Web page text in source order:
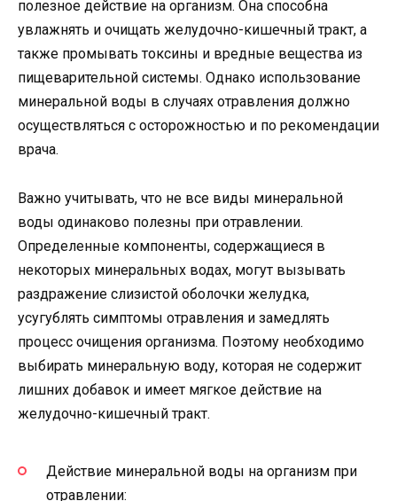
полезное действие на организм. Она способна
увлажнять и очищать желудочно-кишечный тракт, а
также промывать токсины и вредные вещества из
пищеварительной системы. Однако использование
минеральной воды в случаях отравления должно
осуществляться с осторожностью и по рекомендации
врача.
Важно учитывать, что не все виды минеральной
воды одинаково полезны при отравлении.
Определенные компоненты, содержащиеся в
некоторых минеральных водах, могут вызывать
раздражение слизистой оболочки желудка,
усугублять симптомы отравления и замедлять
процесс очищения организма. Поэтому необходимо
выбирать минеральную воду, которая не содержит
лишних добавок и имеет мягкое действие на
желудочно-кишечный тракт.
Действие минеральной воды на организм при
отравлении: